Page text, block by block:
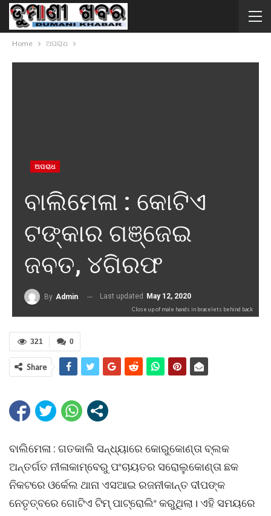
Home ଅପରାଧ
ଅପରାଧ
ବାଲିମେଳା : କୋଟିଏ
ଟଙ୍କାର ଗଞ୍ଜେଇ
ଜବତ, ୪ଗିରଫ
By Admin Last updated May 12, 2020
Close up of male hands in bracelets behind back
0
321
Share
ବାଲିମେଳା : ଗତକାଲି ସନ୍ଧ୍ୟାରେ କୋରୁକୋଣ୍ତା ବ୍ଲକ
ଅନ୍ତର୍ଗତ ନୀଳାକାମ୍ବେରୁ ପଂଚାୟତର ସରୋଲୁକୋଣ୍ତା ଛକ
ନିକଟରେ ଓର୍କେଲ ଥାନା ଏସଆଇ ରଜନୀକାନ୍ତ ଦୀପଙ୍କ
ନେତୃତ୍ବରେ ଗୋଟିଏ ଟିମ୍ ପାଟ୍ରୋଲିଂ କରୁଥିଲା। ଏହି ସମୟରେ